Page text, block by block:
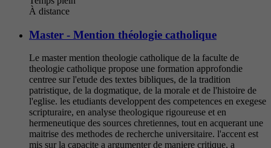
À distance
Master - Mention théologie catholique
Le master mention theologie catholique de la faculte de
theologie catholique propose une formation approfondie
centree sur l'etude des textes bibliques, de la tradition
patristique, de la dogmatique, de la morale et de l'histoire de
l'eglise. les etudiants developpent des competences en exegese
scripturaire, en analyse theologique rigoureuse et en
hermeneutique des sources chretiennes, tout en acquerant une
maitrise des methodes de recherche universitaire. l'accent est
mis sur la capacite a argumenter de maniere critique, a